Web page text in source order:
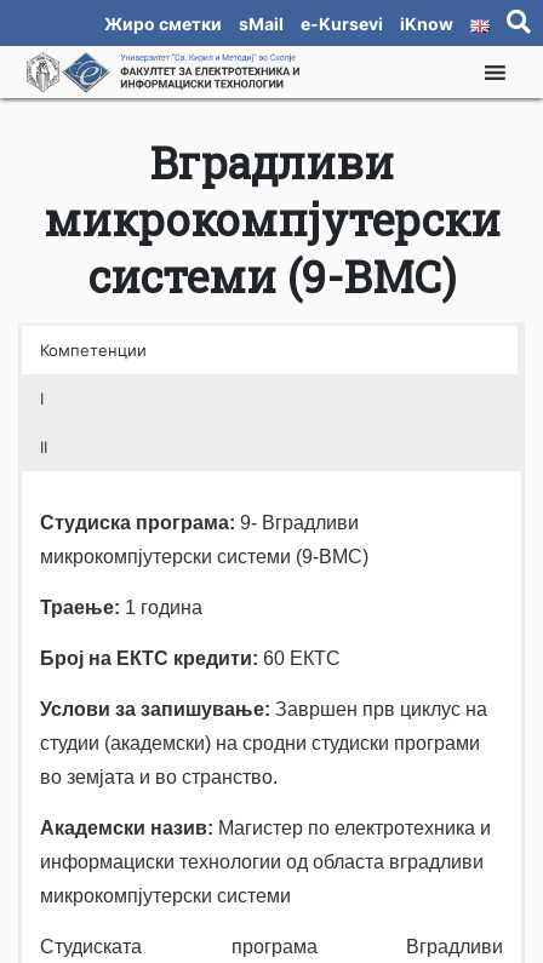
Жиро сметки sMail e-Kursevi iKnow
Вградливи
микрокомпјутерски
системи (9-ВМС)
Компетенции
I
II
Студиска програма: 9- Вградливи
микрокомпјутерски системи (9-ВМС)
Траење: 1 година
Број на ЕКТС кредити: 60 ЕКТС
Услови за запишување: Завршен прв циклус на
студии (академски) на сродни студиски програми
во земјата и во странство.
Академски назив: Магистер по електротехника и
информациски технологии од областа вградливи
микрокомпјутерски системи
Студиската програма Вградливи